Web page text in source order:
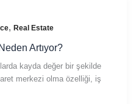
, Real Estate
Artıyor?
kayda değer bir şekilde
merkezi olma özelliği, iş